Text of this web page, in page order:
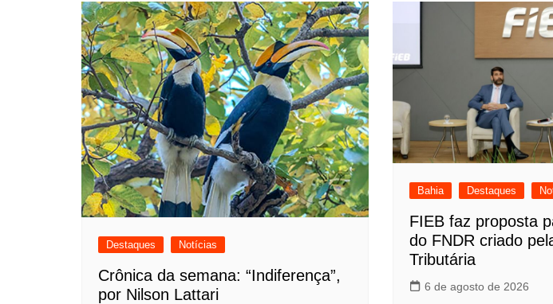
Destaques Notícias
Crônica da semana: “Indiferença”,
por Nilson Lattari
Bahia Destaques
FIEB faz proposta
do FNDR criado
Tributária
6 de agosto de 2026